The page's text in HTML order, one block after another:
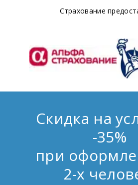
Страхование
Скидка на
-35%
при
2-х